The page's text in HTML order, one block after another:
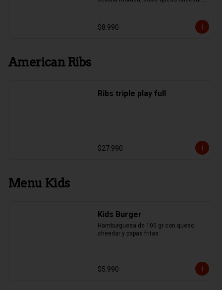
$8.990
American Ribs
Ribs triple play full
$27.990
Menu Kids
Kids Burger
Hamburguesa de 100 gr con queso
cheedar y papas fritas
$5.990